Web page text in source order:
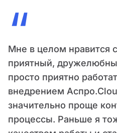
“
Мне в целом нравится
приятный,
просто приятно
внедрением
значительно проще
процессы. Раньше я